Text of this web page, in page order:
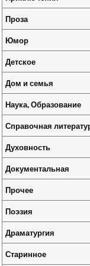
Проза
Юмор
Детское
Дом и семья
Наука, Образование
Справочная
Духовность
Документальная
Прочее
Поэзия
Драматургия
Старинное